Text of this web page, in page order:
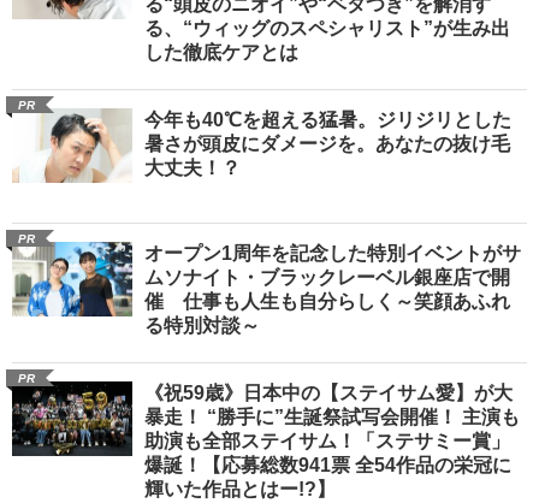
る、“ウィッグのスペシャリスト”が生み出
した徹底ケアとは
PR
今年も40℃を超える猛暑。ジリジリとした
暑さが頭皮にダメージを。あなたの抜け毛
大丈夫！？
PR
オープン1周年を記念した特別イベントがサ
ムソナイト・ブラックレーベル銀座店で開
催 仕事も人生も自分らしく～笑顔あふれ
る特別対談～
PR
《祝59歳》日本中の【ステイサム愛】が大
暴走！ “勝手に”生誕祭試写会開催！ 主演も
助演も全部ステイサム！「ステサミー賞」
爆誕！【応募総数941票 全54作品の栄冠に
輝いた作品とはー!?】